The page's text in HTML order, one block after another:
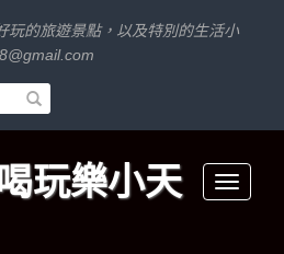
玩的旅遊景點，以及特別的生活小
Toggle
玩樂小天